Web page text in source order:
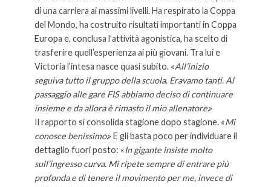
di una carriera ai massimi livelli. Ha respirato la Coppa
del Mondo, ha costruito risultati importanti in Coppa
Europa e, conclusa l’attività agonistica, ha scelto di
trasferire quell’esperienza ai più giovani. Tra lui e
Victoria l’intesa nasce quasi subito. «All’inizio
seguiva tutto il gruppo della scuola. Eravamo tanti. Al
passaggio alle gare FIS abbiamo deciso di continuare
insieme e da allora è rimasto il mio allenatore.»
Il rapporto si consolida stagione dopo stagione. «Mi
conosce benissimo.» E gli basta poco per individuare il
dettaglio fuori posto: «In gigante insiste molto
sull’ingresso curva. Mi ripete sempre di entrare più
profonda e di tenere il movimento per me, invece di